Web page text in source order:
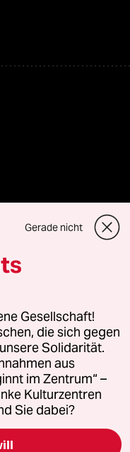
oder für Genehmigungen
Richtlinien
Impressum AGB
(Ads)
Gerade nicht
Gesellschaft!
die sich gegen
Solidarität.
aus
im Zentrum“ –
Kulturzentren
Sie dabei?